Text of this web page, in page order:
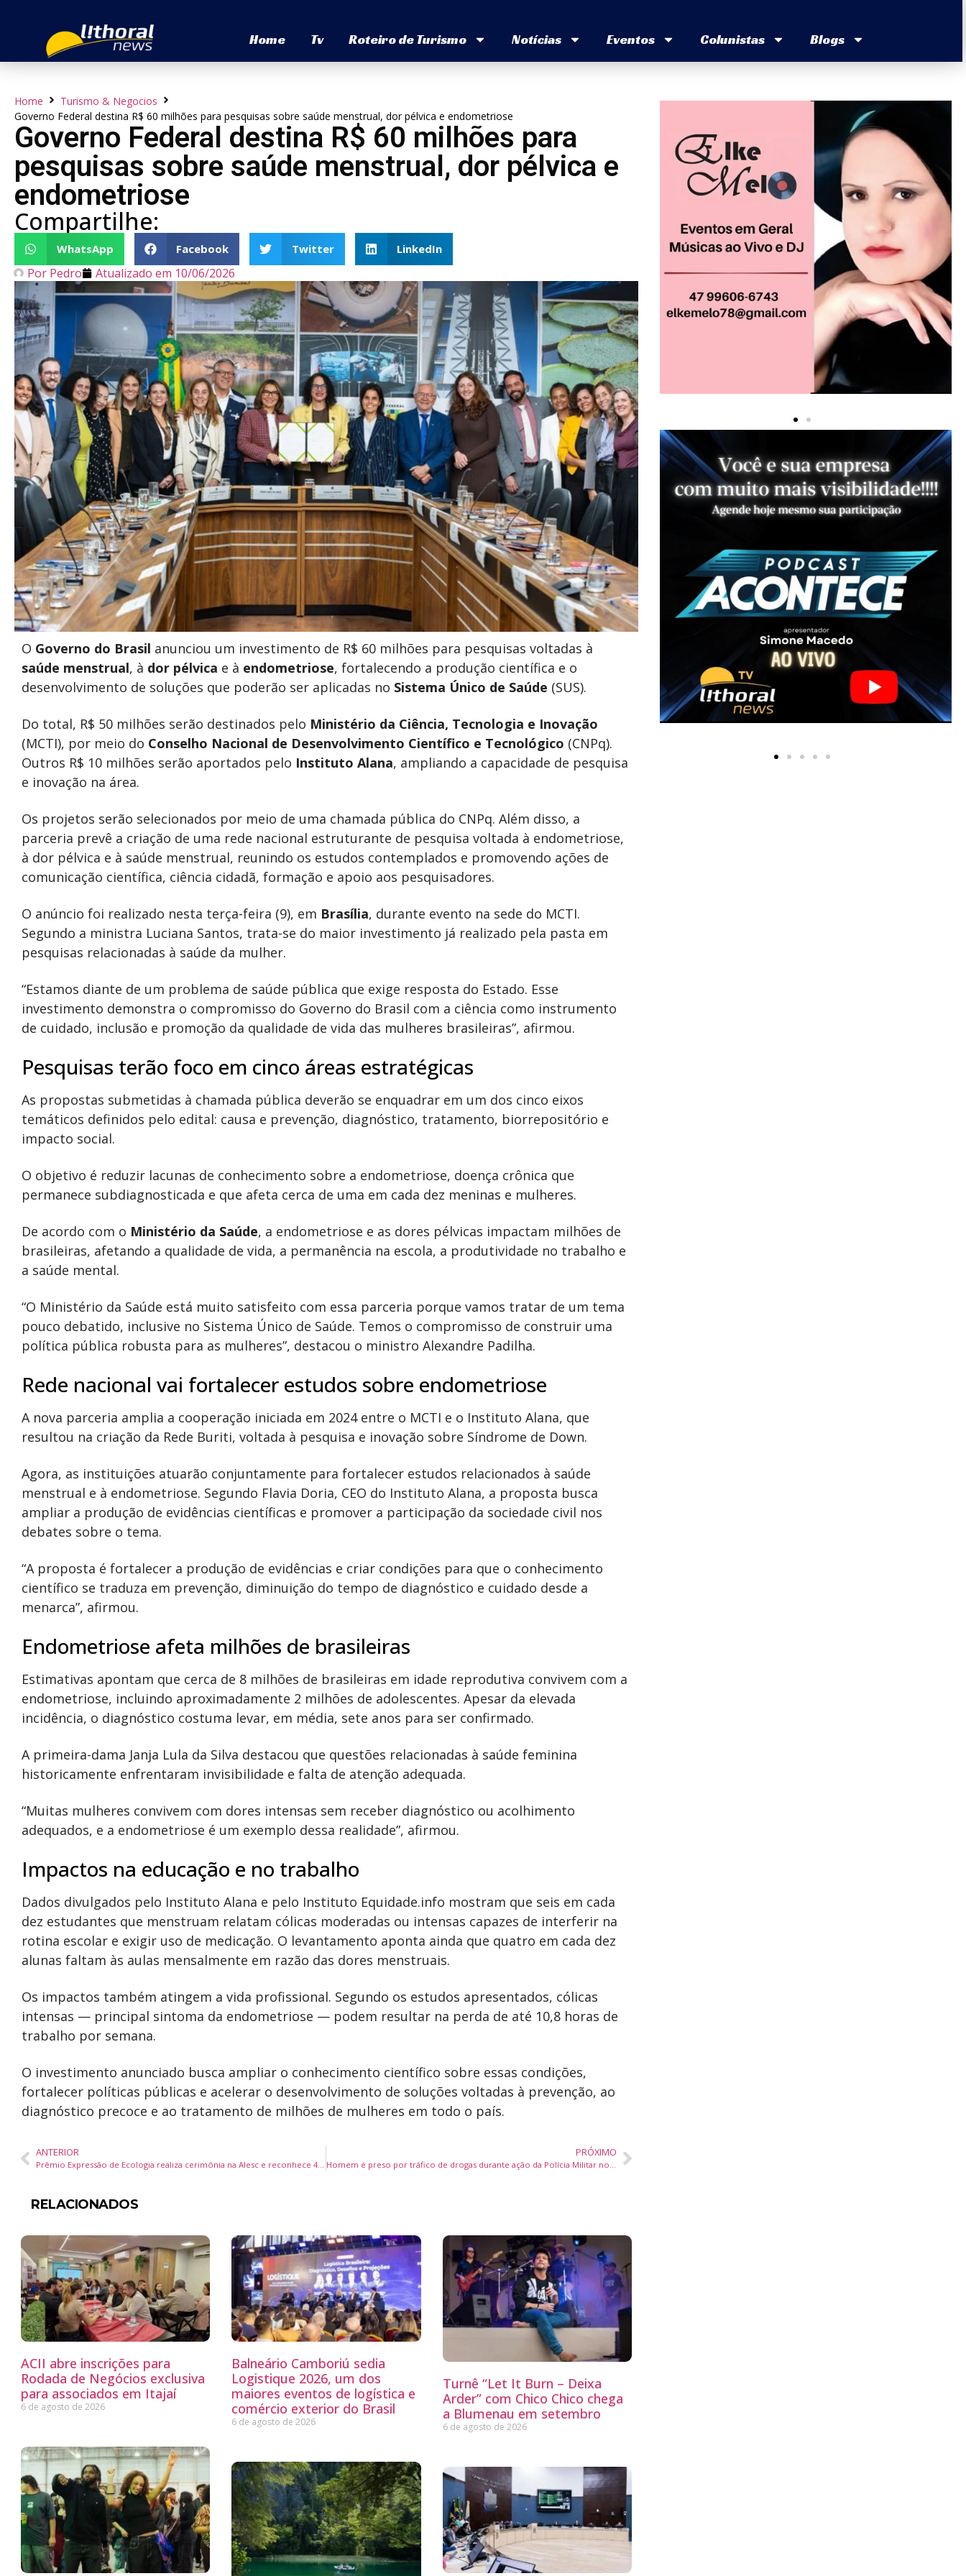
Home Tv Roteiro de Turismo Notícias Eventos Colunistas Blogs
Home
Turismo & Negocios
Governo Federal destina R$ 60 milhões para pesquisas sobre saúde menstrual, dor pélvica e endometriose
Governo Federal destina R$ 60 milhões para
pesquisas sobre saúde menstrual, dor pélvica e
endometriose
Compartilhe:
WhatsApp Facebook Twitter LinkedIn
Por Pedro Atualizado em 10/06/2026
O Governo do Brasil anunciou um investimento de R$ 60 milhões para pesquisas voltadas à
saúde menstrual, à dor pélvica e à endometriose, fortalecendo a produção científica e o
desenvolvimento de soluções que poderão ser aplicadas no Sistema Único de Saúde (SUS).
Do total, R$ 50 milhões serão destinados pelo Ministério da Ciência, Tecnologia e Inovação
(MCTI), por meio do Conselho Nacional de Desenvolvimento Científico e Tecnológico (CNPq).
Outros R$ 10 milhões serão aportados pelo Instituto Alana, ampliando a capacidade de pesquisa
e inovação na área.
Os projetos serão selecionados por meio de uma chamada pública do CNPq. Além disso, a
parceria prevê a criação de uma rede nacional estruturante de pesquisa voltada à endometriose,
à dor pélvica e à saúde menstrual, reunindo os estudos contemplados e promovendo ações de
comunicação científica, ciência cidadã, formação e apoio aos pesquisadores.
O anúncio foi realizado nesta terça-feira (9), em Brasília, durante evento na sede do MCTI.
Segundo a ministra Luciana Santos, trata-se do maior investimento já realizado pela pasta em
pesquisas relacionadas à saúde da mulher.
“Estamos diante de um problema de saúde pública que exige resposta do Estado. Esse
investimento demonstra o compromisso do Governo do Brasil com a ciência como instrumento
de cuidado, inclusão e promoção da qualidade de vida das mulheres brasileiras”, afirmou.
Pesquisas terão foco em cinco áreas estratégicas
As propostas submetidas à chamada pública deverão se enquadrar em um dos cinco eixos
temáticos definidos pelo edital: causa e prevenção, diagnóstico, tratamento, biorrepositório e
impacto social.
O objetivo é reduzir lacunas de conhecimento sobre a endometriose, doença crônica que
permanece subdiagnosticada e que afeta cerca de uma em cada dez meninas e mulheres.
De acordo com o Ministério da Saúde, a endometriose e as dores pélvicas impactam milhões de
brasileiras, afetando a qualidade de vida, a permanência na escola, a produtividade no trabalho e
a saúde mental.
“O Ministério da Saúde está muito satisfeito com essa parceria porque vamos tratar de um tema
pouco debatido, inclusive no Sistema Único de Saúde. Temos o compromisso de construir uma
política pública robusta para as mulheres”, destacou o ministro Alexandre Padilha.
Rede nacional vai fortalecer estudos sobre endometriose
A nova parceria amplia a cooperação iniciada em 2024 entre o MCTI e o Instituto Alana, que
resultou na criação da Rede Buriti, voltada à pesquisa e inovação sobre Síndrome de Down.
Agora, as instituições atuarão conjuntamente para fortalecer estudos relacionados à saúde
menstrual e à endometriose. Segundo Flavia Doria, CEO do Instituto Alana, a proposta busca
ampliar a produção de evidências científicas e promover a participação da sociedade civil nos
debates sobre o tema.
“A proposta é fortalecer a produção de evidências e criar condições para que o conhecimento
científico se traduza em prevenção, diminuição do tempo de diagnóstico e cuidado desde a
menarca”, afirmou.
Endometriose afeta milhões de brasileiras
Estimativas apontam que cerca de 8 milhões de brasileiras em idade reprodutiva convivem com a
endometriose, incluindo aproximadamente 2 milhões de adolescentes. Apesar da elevada
incidência, o diagnóstico costuma levar, em média, sete anos para ser confirmado.
A primeira-dama Janja Lula da Silva destacou que questões relacionadas à saúde feminina
historicamente enfrentaram invisibilidade e falta de atenção adequada.
“Muitas mulheres convivem com dores intensas sem receber diagnóstico ou acolhimento
adequados, e a endometriose é um exemplo dessa realidade”, afirmou.
Impactos na educação e no trabalho
Dados divulgados pelo Instituto Alana e pelo Instituto Equidade.info mostram que seis em cada
dez estudantes que menstruam relatam cólicas moderadas ou intensas capazes de interferir na
rotina escolar e exigir uso de medicação. O levantamento aponta ainda que quatro em cada dez
alunas faltam às aulas mensalmente em razão das dores menstruais.
Os impactos também atingem a vida profissional. Segundo os estudos apresentados, cólicas
intensas — principal sintoma da endometriose — podem resultar na perda de até 10,8 horas de
trabalho por semana.
O investimento anunciado busca ampliar o conhecimento científico sobre essas condições,
fortalecer políticas públicas e acelerar o desenvolvimento de soluções voltadas à prevenção, ao
diagnóstico precoce e ao tratamento de milhões de mulheres em todo o país.
ANTERIOR
Prêmio Expressão de Ecologia realiza cerimônia na Alesc e reconhece 40 organizações por projetos de sustentabilidade
PRÓXIMO
Homem é preso por tráfico de drogas durante ação da Polícia Militar no Bairro das Nações, em Balneário Camboriú
RELACIONADOS
ACII abre inscrições para
Rodada de Negócios exclusiva
para associados em Itajaí
6 de agosto de 2026
Balneário Camboriú sedia
Logistique 2026, um dos
maiores eventos de logística e
comércio exterior do Brasil
6 de agosto de 2026
Turnê “Let It Burn – Deixa
Arder” com Chico Chico chega
a Blumenau em setembro
6 de agosto de 2026